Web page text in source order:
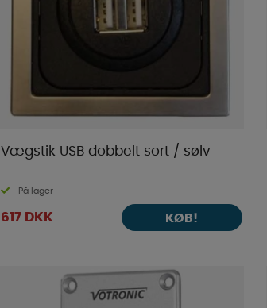
Vægstik USB dobbelt sort / sølv
På lager
617 DKK KØB!